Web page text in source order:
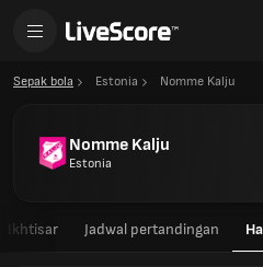
Sepak bola Estonia Nomme Kalju
Nomme Kalju
Estonia
Ikhtisar Jadwal pertandingan